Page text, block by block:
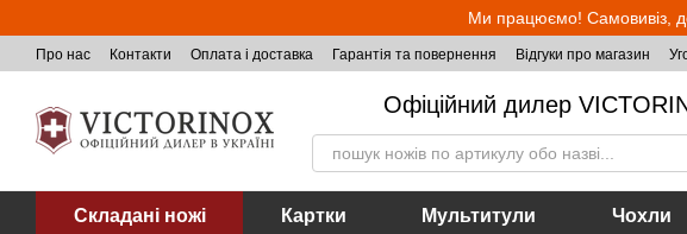
Ми працюємо! Самовивіз,
Про нас Контакти Оплата і доставка Гарантія та повернення Відгуки про магазин
Офіційний дилер
Складані ножі Картки Мультитули Чохли